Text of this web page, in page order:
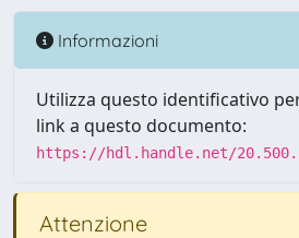
Informazioni
Utilizza questo identificativo
link a questo documento:
https://hdl.handle.net/
Attenzione